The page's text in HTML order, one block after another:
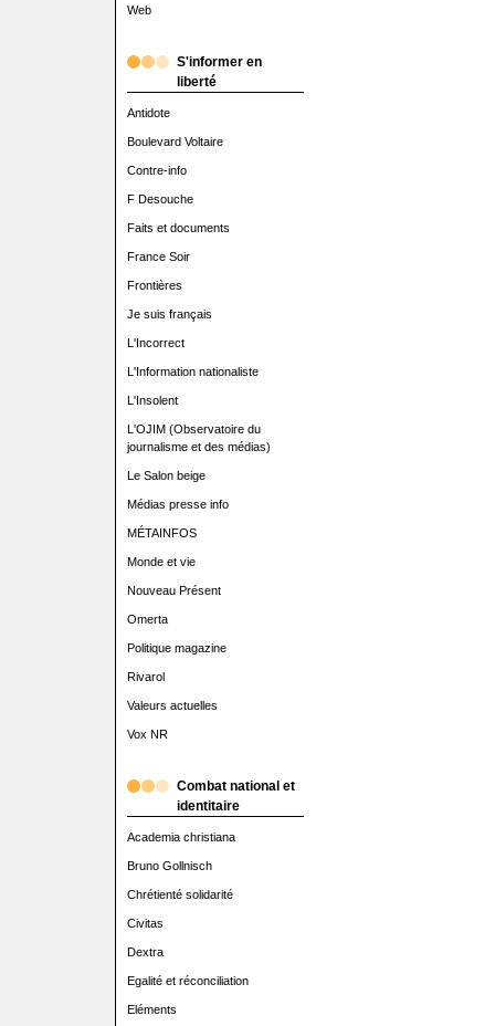
Web
S'informer en
liberté
Antidote
Boulevard Voltaire
Contre-info
F Desouche
Faits et documents
France Soir
Frontières
Je suis français
L'Incorrect
L'Information nationaliste
L'Insolent
L'OJIM (Observatoire du
journalisme et des médias)
Le Salon beige
Médias presse info
MÉTAINFOS
Monde et vie
Nouveau Présent
Omerta
Politique magazine
Rivarol
Valeurs actuelles
Vox NR
Combat national et
identitaire
Academia christiana
Bruno Gollnisch
Chrétienté solidarité
Civitas
Dextra
Egalité et réconciliation
Eléments